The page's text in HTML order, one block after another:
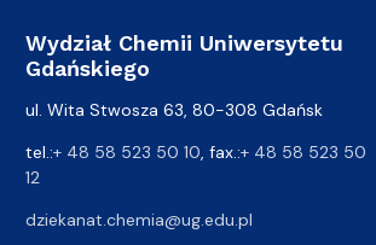
Wydział Chemii Uniwersytetu
Gdańskiego
ul. Wita Stwosza 63, 80-308 Gdańsk
tel.:+ 48 58 523 50 10 , fax.:+ 48 58 523 50
12
dziekanat.chemia@ug.edu.pl